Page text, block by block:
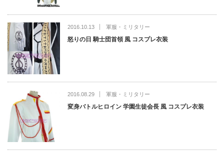
2016.10.13 軍服・ミリタリー
怒りの日 騎士団首領 風 コスプレ衣装
2016.08.29 軍服・ミリタリー
変身バトルヒロイン 学園生徒会長 風 コスプレ衣装